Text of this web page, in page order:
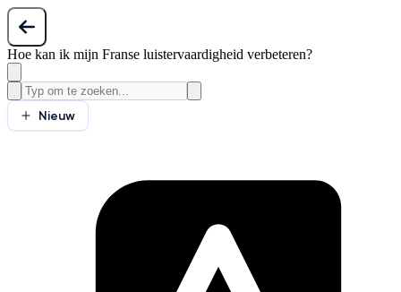
Hoe kan ik mijn Franse luistervaardigheid verbeteren?
Nieuw